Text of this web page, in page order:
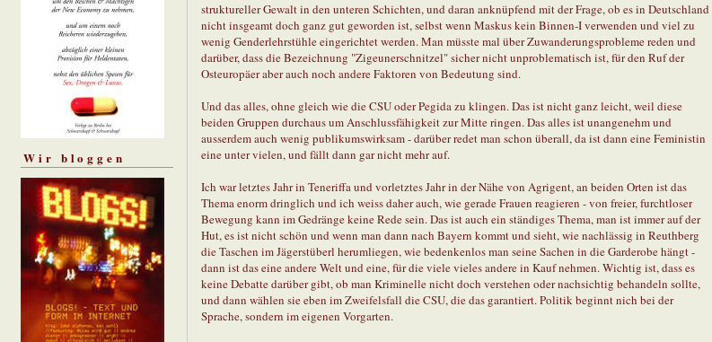
Wir bloggen
struktureller Gewalt in den unteren Schichten, und daran anknüpfend mit der Frage, ob es in Deutschland
nicht insgeamt doch ganz gut geworden ist, selbst wenn Maskus kein Binnen-I verwenden und viel zu
wenig Genderlehrstühle eingerichtet werden. Man müsste mal über Zuwanderungsprobleme reden und
darüber, dass die Bezeichnung "Zigeunerschnitzel" sicher nicht unproblematisch ist, für den Ruf der
Osteuropäer aber auch noch andere Faktoren von Bedeutung sind.
Und das alles, ohne gleich wie die CSU oder Pegida zu klingen. Das ist nicht ganz leicht, weil diese
beiden Gruppen durchaus um Anschlussfähigkeit zur Mitte ringen. Das alles ist unangenehm und
ausserdem auch wenig publikumswirksam - darüber redet man schon überall, da ist dann eine Feministin
eine unter vielen, und fällt dann gar nicht mehr auf.
Ich war letztes Jahr in Teneriffa und vorletztes Jahr in der Nähe von Agrigent, an beiden Orten ist das
Thema enorm dringlich und ich weiss daher auch, wie gerade Frauen reagieren - von freier, furchtloser
Bewegung kann im Gedränge keine Rede sein. Das ist auch ein ständiges Thema, man ist immer auf der
Hut, es ist nicht schön und wenn man dann nach Bayern kommt und sieht, wie nachlässig in Reuthberg
die Taschen im Jägerstüberl herumliegen, wie bedenkenlos man seine Sachen in die Garderobe hängt -
dann ist das eine andere Welt und eine, für die viele vieles andere in Kauf nehmen. Wichtig ist, dass es
keine Debatte darüber gibt, ob man Kriminelle nicht doch verstehen oder nachsichtig behandeln sollte,
und dann wählen sie eben im Zweifelsfall die CSU, die das garantiert. Politik beginnt nich bei der
Sprache, sondern im eigenen Vorgarten.